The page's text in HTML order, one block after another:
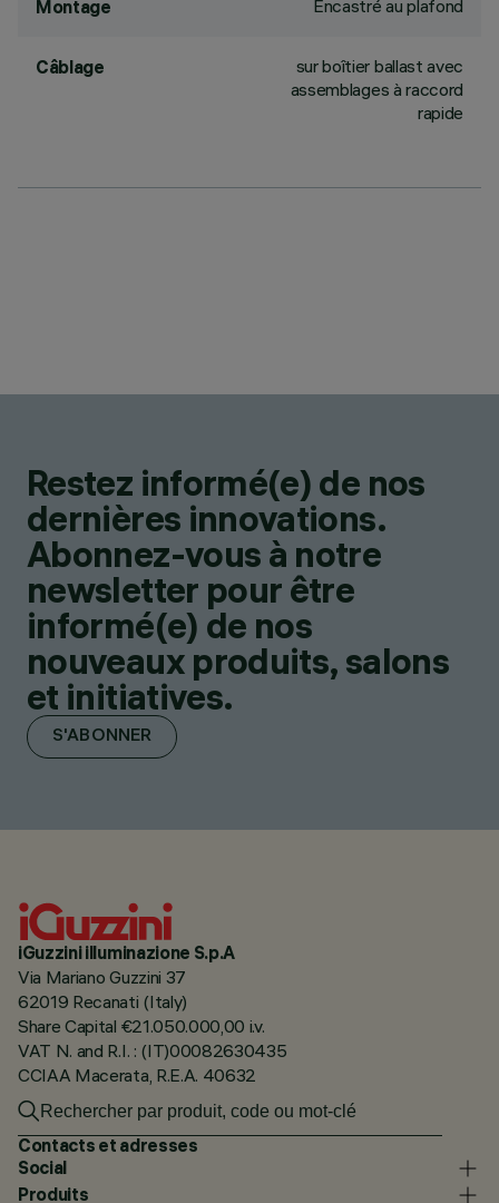
Montage Encastré au plafond
Câblage
sur boîtier ballast avec
assemblages à raccord
rapide
Restez informé(e) de nos
dernières innovations.
Abonnez-vous à notre
newsletter pour être
informé(e) de nos
nouveaux produits, salons
et initiatives.
S'ABONNER
iGuzzini illuminazione S.p.A
Via Mariano Guzzini 37
62019 Recanati (Italy)
Share Capital €21.050.000,00 i.v.
VAT N. and R.I. : (IT)00082630435
CCIAA Macerata, R.E.A. 40632
Contacts et adresses
Social
Produits